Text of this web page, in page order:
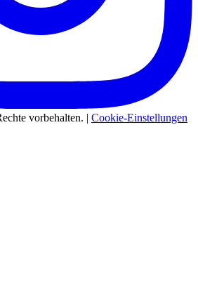
vorbehalten. | Cookie-Einstellungen